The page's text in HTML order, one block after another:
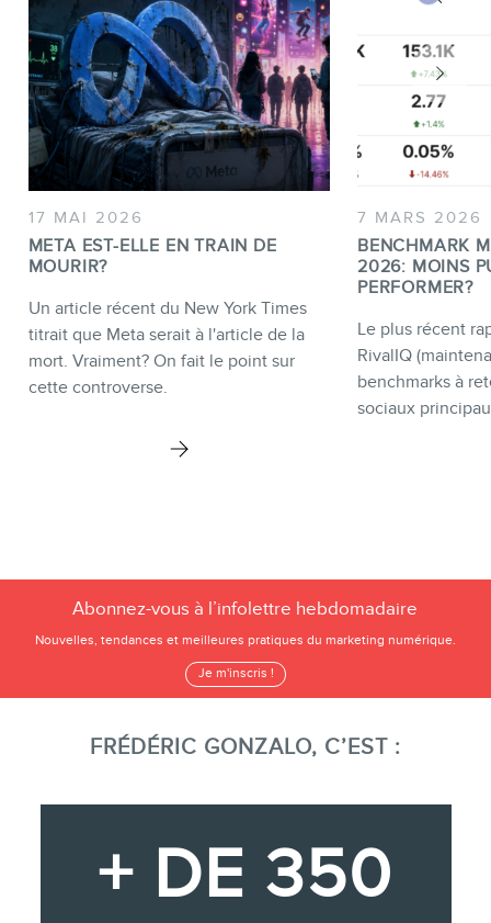
17 MAI 2026
META EST-ELLE EN TRAIN DE
MOURIR?
Un article récent du New York Times
titrait que Meta serait à l'article de la
mort. Vraiment? On fait le point sur
cette controverse.
7 MARS 2026
BENCHMARK
2026: MOINS
PERFORMER?
Le plus récent
RivalIQ
benchmarks à
sociaux
Abonnez-vous à l’infolettre hebdomadaire
Nouvelles, tendances et meilleures pratiques du marketing numérique.
Je m'inscris !
FRÉDÉRIC GONZALO, C’EST :
+ DE 350